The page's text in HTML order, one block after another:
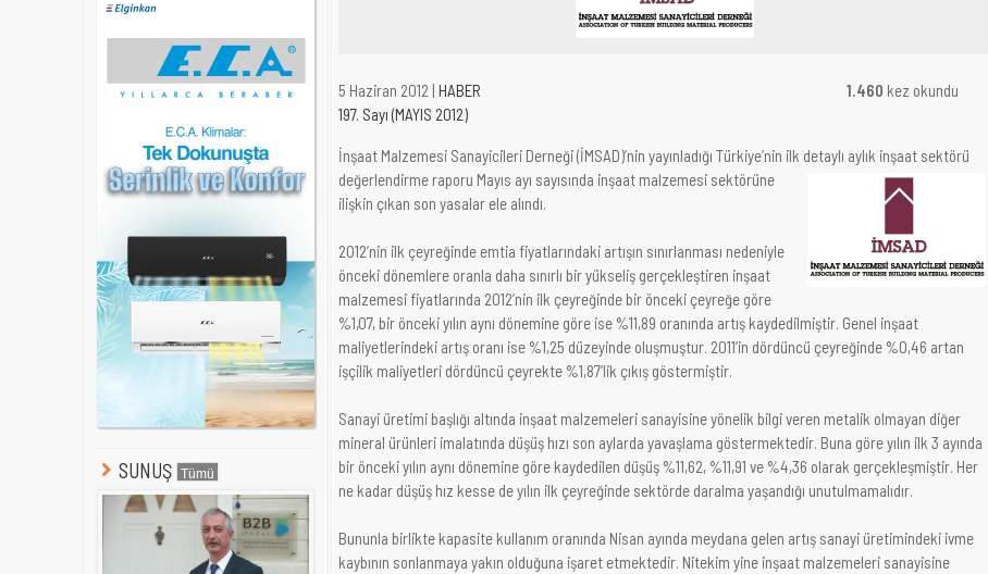
SUNUŞ
5 Haziran 2012 | HABER
197. Sayı (MAYIS 2012)
1.460 kez okundu
İnşaat Malzemesi Sanayicileri Derneği (İMSAD)’nin yayınladığı Türkiye’nin ilk detaylı aylık inşaat sektörü
değerlendirme raporu Mayıs ayı sayısında inşaat malzemesi sektörüne
ilişkin çıkan son yasalar ele alındı.
2012’nin ilk çeyreğinde emtia fiyatlarındaki artışın sınırlanması nedeniyle
önceki dönemlere oranla daha sınırlı bir yükseliş gerçekleştiren inşaat
malzemesi fiyatlarında 2012’nin ilk çeyreğinde bir önceki çeyreğe göre
%1,07, bir önceki yılın aynı dönemine göre ise %11,89 oranında artış kaydedilmiştir. Genel inşaat
maliyetlerindeki artış oranı ise %1,25 düzeyinde oluşmuştur. 2011’in dördüncü çeyreğinde %0,46 artan
işçilik maliyetleri dördüncü çeyrekte %1,87’lik çıkış göstermiştir.
Sanayi üretimi başlığı altında inşaat malzemeleri sanayisine yönelik bilgi veren metalik olmayan diğer
mineral ürünleri imalatında düşüş hızı son aylarda yavaşlama göstermektedir. Buna göre yılın ilk 3 ayında
bir önceki yılın aynı dönemine göre kaydedilen düşüş %11,62, %11,91 ve %4,36 olarak gerçekleşmiştir. Her
ne kadar düşüş hız kesse de yılın ilk çeyreğinde sektörde daralma yaşandığı unutulmamalıdır.
Bununla birlikte kapasite kullanım oranında Nisan ayında meydana gelen artış sanayi üretimindeki ivme
kaybının sonlanmaya yakın olduğuna işaret etmektedir. Nitekim yine inşaat malzemeleri sanayisine